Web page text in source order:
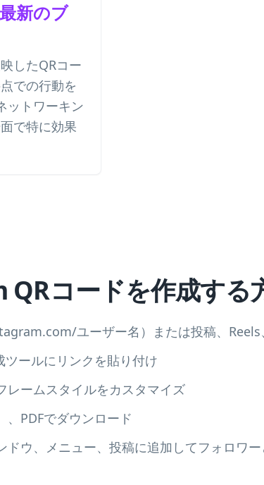
新のブ
したQRコー
での行動を
ットワーキン
で特に効果
コードを作成する
ユーザー名）または投稿、Reels
ールにリンクを貼り付け
レームスタイルをカスタマイズ
、PDFでダウンロード
ドウ、メニュー、投稿に追加してフォロワ